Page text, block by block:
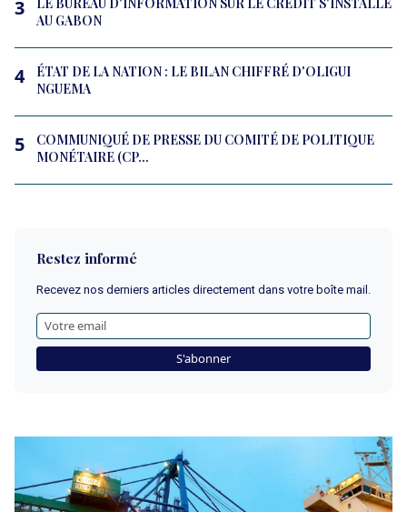
3
AU GABON
4
ÉTAT DE LA NATION : LE BILAN CHIFFRÉ D'OLIGUI
NGUEMA
5
COMMUNIQUÉ DE PRESSE DU COMITÉ DE POLITIQUE
MONÉTAIRE (CP...
Restez informé
Recevez nos derniers articles directement dans votre boîte mail.
S'abonner